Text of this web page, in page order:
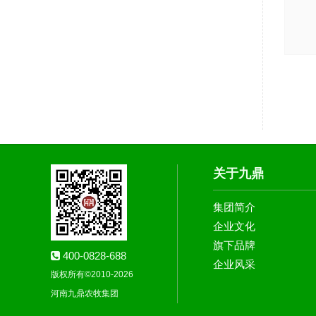
400-0828-688
版权所有©2010-2026
河南九鼎农牧集团
关于九鼎
集团简介
企业文化
旗下品牌
企业风采